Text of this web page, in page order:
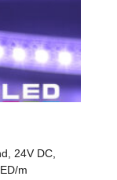
24V DC,
m